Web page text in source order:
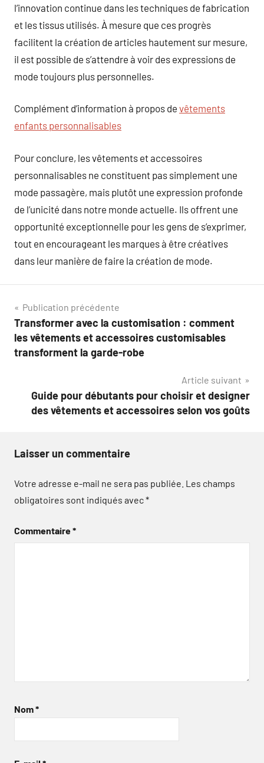
l’innovation continue dans les techniques de fabrication
et les tissus utilisés. À mesure que ces progrès
facilitent la création de articles hautement sur mesure,
il est possible de s’attendre à voir des expressions de
mode toujours plus personnelles.
Complément d’information à propos de vêtements
enfants personnalisables
Pour conclure, les vêtements et accessoires
personnalisables ne constituent pas simplement une
mode passagère, mais plutôt une expression profonde
de l’unicité dans notre monde actuelle. Ils offrent une
opportunité exceptionnelle pour les gens de s’exprimer,
tout en encourageant les marques à être créatives
dans leur manière de faire la création de mode.
Navigation
de
l’article
Publication précédente
Transformer avec la customisation : comment
les vêtements et accessoires customisables
transforment la garde-robe
Article suivant
Guide pour débutants pour choisir et designer
des vêtements et accessoires selon vos goûts
Laisser un commentaire
Votre adresse e-mail ne sera pas publiée. Les champs
obligatoires sont indiqués avec*
Commentaire*
Nom*